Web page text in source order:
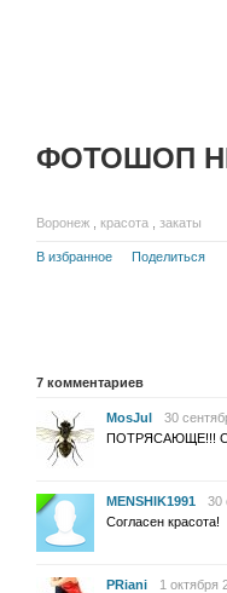
ФОТОШОП
Воронеж красота закаты
В избранное Поделиться
7 комментариев
MosJul
30
ПОТРЯСАЮЩЕ!!!
MENSHIK1991
30
Согласен красота!
PRiani
1 октября